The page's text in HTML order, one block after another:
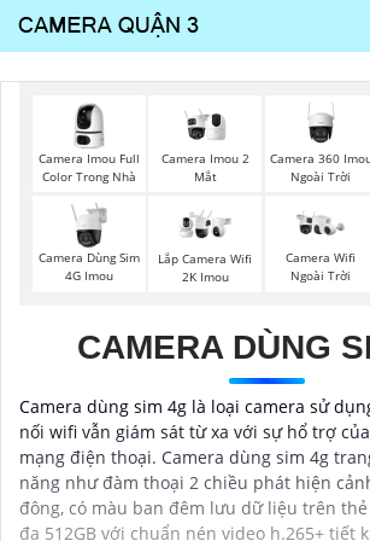
Camera Imou Full
Color Trong Nhà
Camera Imou 2
Mắt
Camera 360
Ngoài Trời
Camera Dùng Sim
4G Imou
Lắp Camera Wifi
2K Imou
Camera Wifi
Ngoài Trời
CAMERA DÙNG
Camera dùng sim 4g là loại camera sử
nối wifi vẫn giám sát từ xa với sự hổ trợ
mạng điện thoại. Camera dùng sim 4g
năng như đàm thoại 2 chiều phát hiện
đông, có màu ban đêm lưu dữ liệu trên
đa 512GB với chuẩn nén video h.265+ tiết